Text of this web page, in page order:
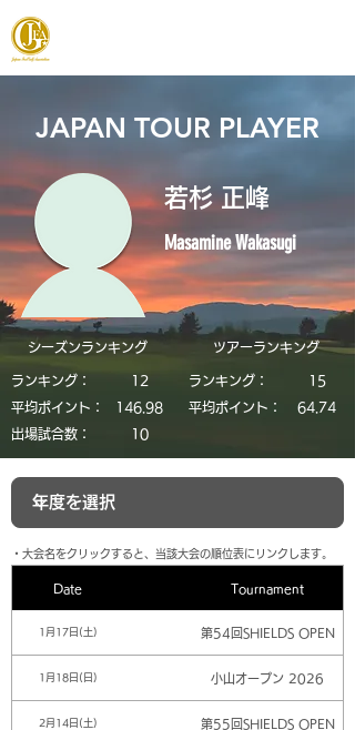
JAPAN TOUR PLAYER
若杉 正峰
Masamine Wakasugi
シーズンランキング
ランキング：
12
平均ポイント：
146.98
​出場試合数：
10
​ツアーランキング
ランキング：
15
平均ポイント：
64.74
​・大会名をクリックすると、当該大会の順位表にリンクします。
Date Tournament
1月17日(土) 第54回SHIELDS OPEN
1月18日(日) 小山オープン 2026
2月14日(土) 第55回SHIELDS OPEN